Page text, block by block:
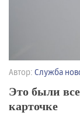
Автор: Служба
Это были
карточке